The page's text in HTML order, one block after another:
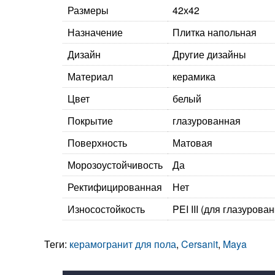
Размеры
42х42
Назначение
Плитка напольная
Дизайн
Другие дизайны
Материал
керамика
Цвет
белый
Покрытие
глазурованная
Поверхность
Матовая
Морозоустойчивость
Да
Ректифицированная
Нет
Износостойкость
PEI III (для
Теги: керамогранит для пола, Cersanit, Maya